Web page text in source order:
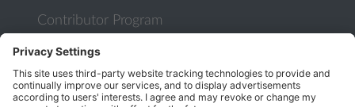
Contributor Program
Partner Program
COMMUNITY